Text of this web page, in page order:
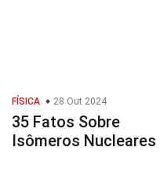
FÍSICA 28 Out 2024
35 Fatos Sobre
Isômeros Nucleares